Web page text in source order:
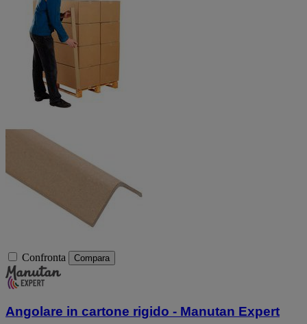
Confronta Compara
Angolare in cartone rigido - Manutan Expert